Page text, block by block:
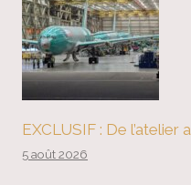
EXCLUSIF : De l’atelier
5 août 2026